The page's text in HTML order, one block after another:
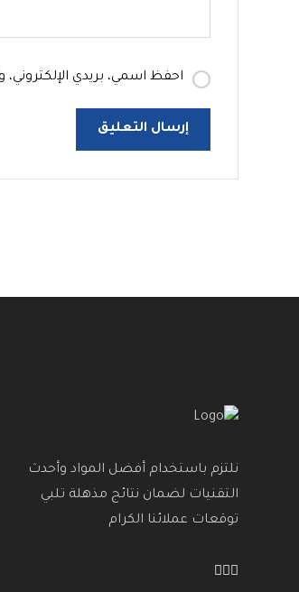
احفظ اسمي، بريدي
نلتزم باستخدام أفضل المواد وأحدث
التقنيات لضمان نتائج مذهلة تلبي
توقعات عملائنا الكرام